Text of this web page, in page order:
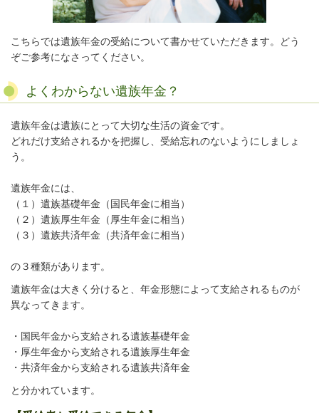
こちらでは遺族年金の受給について書かせていただきます。どう
ぞご参考になさってください。
よくわからない遺族年金？
遺族年金は遺族にとって大切な生活の資金です。
どれだけ支給されるかを把握し、受給忘れのないようにしましょ
う。
遺族年金には、
（１）遺族基礎年金（国民年金に相当）
（２）遺族厚生年金（厚生年金に相当）
（３）遺族共済年金（共済年金に相当）
の３種類があります。
遺族年金は大きく分けると、年金形態によって支給されるものが
異なってきます。
・国民年金から支給される遺族基礎年金
・厚生年金から支給される遺族厚生年金
・共済年金から支給される遺族共済年金
と分かれています。